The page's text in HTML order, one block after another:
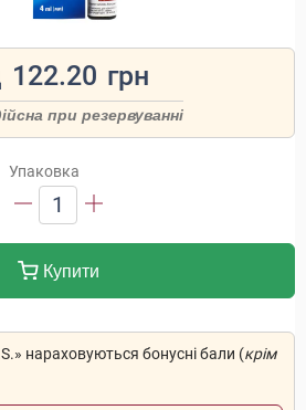
122.20 грн
при резервуванні
Упаковка
1
Купити
нараховуються бонусні бали (крім